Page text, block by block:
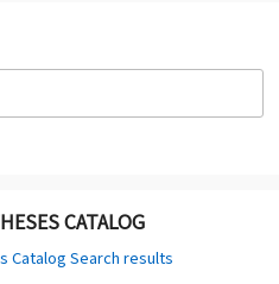
CATALOG
Catalog Search results